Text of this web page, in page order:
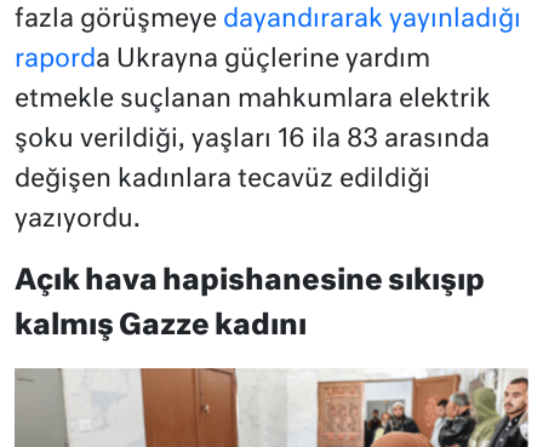
fazla görüşmeye dayandırarak yayınladığı
raporda Ukrayna güçlerine yardım
etmekle suçlanan mahkumlara elektrik
şoku verildiği, yaşları 16 ila 83 arasında
değişen kadınlara tecavüz edildiği
yazıyordu.
Açık hava hapishanesine sıkışıp
kalmış Gazze kadını